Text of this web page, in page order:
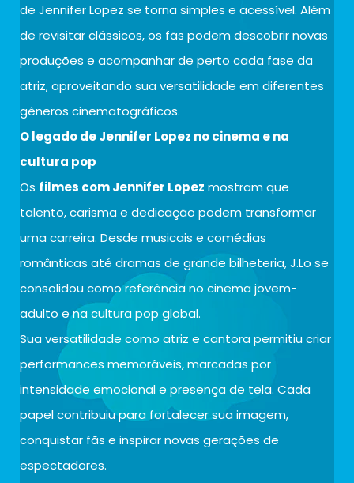
de Jennifer Lopez se torna simples e acessível. Além
de revisitar clássicos, os fãs podem descobrir novas
produções e acompanhar de perto cada fase da
atriz, aproveitando sua versatilidade em diferentes
gêneros cinematográficos.
O legado de Jennifer Lopez no cinema e na
cultura pop
Os filmes com Jennifer Lopez mostram que
talento, carisma e dedicação podem transformar
uma carreira. Desde musicais e comédias
românticas até dramas de grande bilheteria, J.Lo se
consolidou como referência no cinema jovem-
adulto e na cultura pop global.
Sua versatilidade como atriz e cantora permitiu criar
performances memoráveis, marcadas por
intensidade emocional e presença de tela. Cada
papel contribuiu para fortalecer sua imagem,
conquistar fãs e inspirar novas gerações de
espectadores.